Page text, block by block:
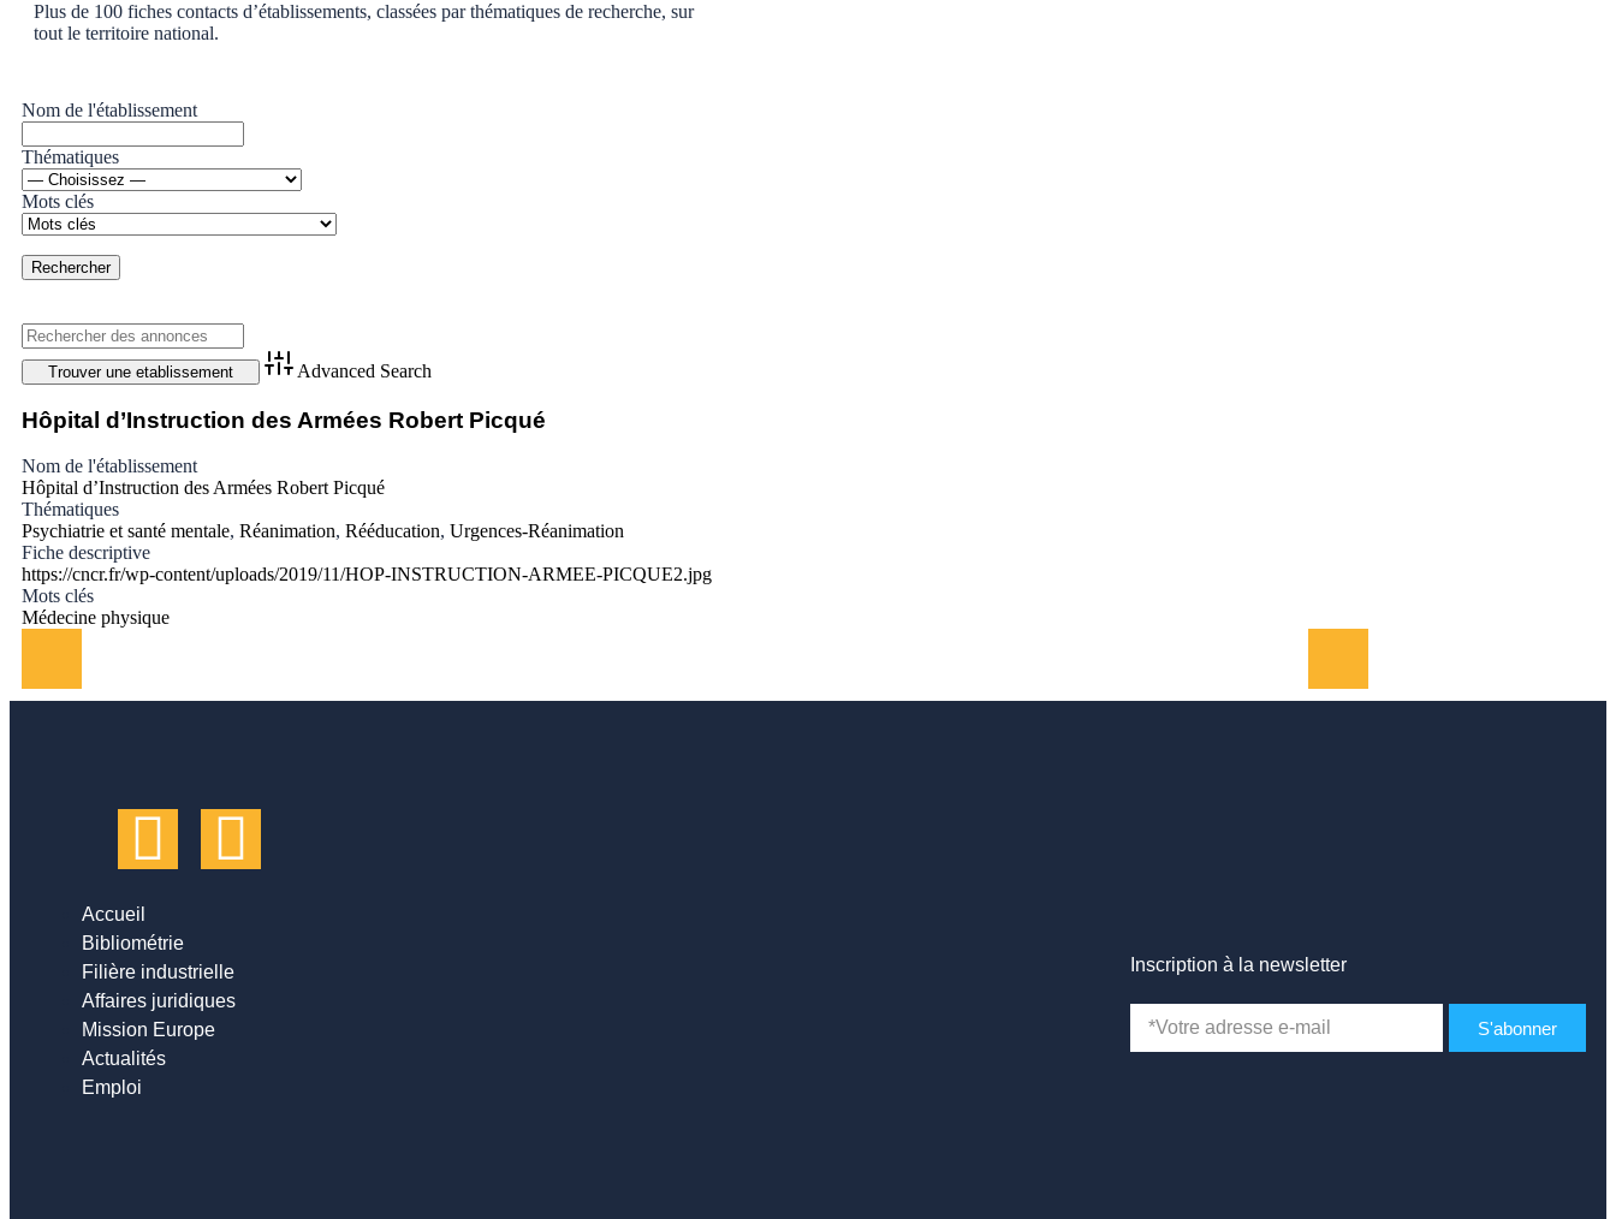
Plus de 100 fiches contacts d’établissements, classées par thématiques de recherche, sur
tout le territoire national.
Nom de l'établissement
Thématiques
Mots clés
Advanced Search
Hôpital d’Instruction des Armées Robert Picqué
Nom de l'établissement
Hôpital d’Instruction des Armées Robert Picqué
Thématiques
Psychiatrie et santé mentale, Réanimation, Rééducation, Urgences-Réanimation
Fiche descriptive
https://cncr.fr/wp-content/uploads/2019/11/HOP-INSTRUCTION-ARMEE-PICQUE2.jpg
Mots clés
Médecine physique
Accueil
Bibliométrie
Filière industrielle
Affaires juridiques
Mission Europe
Actualités
Emploi
Inscription à la newsletter
S'abonner